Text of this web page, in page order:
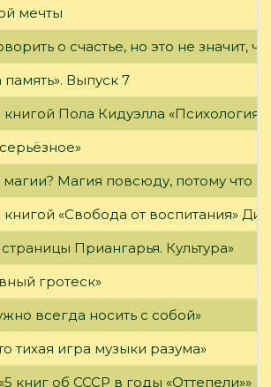
мечты
о счастье, но это не значит,
Выпуск 7
книгой Пола Кидуэлла «Психология
магии? Магия повсюду, потому что
книгой «Свобода от воспитания»
Приангарья. Культура»
гротеск»
всегда носить с собой»
тихая игра музыки разума»
книг об СССР в годы «Оттепели»»